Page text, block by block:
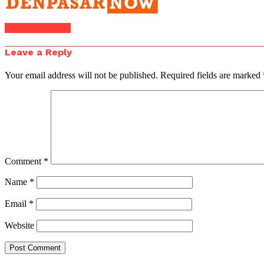
Leave a Reply
Your email address will not be published. Required fields are marked
Comment *
Name *
Email *
Website